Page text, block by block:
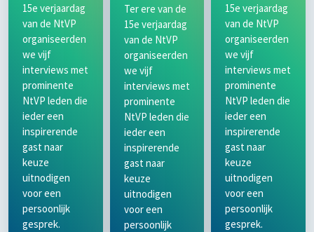
15e verjaardag
van de NtVP
organiseerden
we vijf
interviews met
prominente
NtVP leden die
ieder een
inspirerende
gast naar
keuze
uitnodigen
voor een
persoonlijk
gesprek.
Ter ere van de
15e verjaardag
van de NtVP
organiseerden
we vijf
interviews met
prominente
NtVP leden die
ieder een
inspirerende
gast naar
keuze
uitnodigen
voor een
persoonlijk
15e verjaardag
van de NtVP
organiseerden
we vijf
interviews met
prominente
NtVP leden die
ieder een
inspirerende
gast naar
keuze
uitnodigen
voor een
persoonlijk
gesprek.